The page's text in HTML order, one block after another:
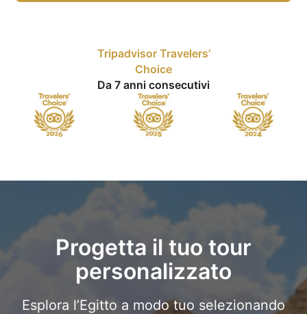
Tripadvisor Travelers’
Choice
Da 7 anni consecutivi
Progetta il tuo tour
personalizzato
Esplora l’Egitto a modo tuo selezionando